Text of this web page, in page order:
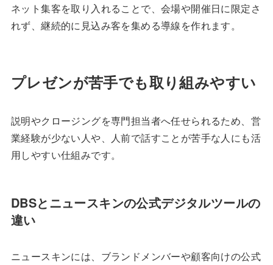
ネット集客を取り入れることで、会場や開催日に限定さ
れず、継続的に見込み客を集める導線を作れます。
プレゼンが苦手でも取り組みやすい
説明やクロージングを専門担当者へ任せられるため、営
業経験が少ない人や、人前で話すことが苦手な人にも活
用しやすい仕組みです。
DBSとニュースキンの公式デジタルツールの
違い
ニュースキンには、ブランドメンバーや顧客向けの公式